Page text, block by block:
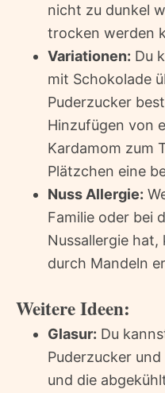
nicht zu dunkel
trocken werden
Variationen: Du
mit Schokolade
Puderzucker
Hinzufügen von
Kardamom zum
Plätzchen eine
Nuss Allergie:
Familie oder bei
Nussallergie hat,
durch Mandeln
Weitere Ideen:
Glasur: Du
Puderzucker
und die